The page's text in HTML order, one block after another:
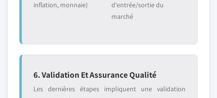
inflation, monnaie)
d'entrée/sortie du
marché
6. Validation Et Assurance Qualité
Les dernières étapes impliquent une validation